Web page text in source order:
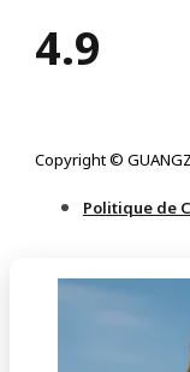
4.9
Copyright ©
Politique de